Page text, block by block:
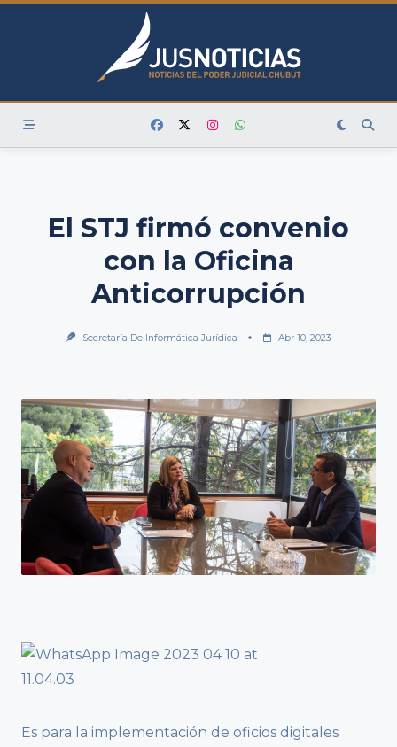
Skip
El STJ firmó convenio
con la Oficina
Anticorrupción
Secretaría De Informática Jurídica Abr 10, 2023
Es para la implementación de oficios digitales